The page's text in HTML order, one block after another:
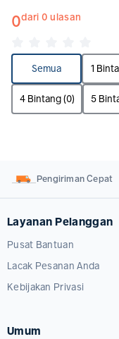
0dari 0 ulasan
Semua 1
4 Bintang (0) 5
Pengiriman Cepat
Layanan Pelanggan
Pusat Bantuan
Lacak Pesanan Anda
Kebijakan Privasi
Umum